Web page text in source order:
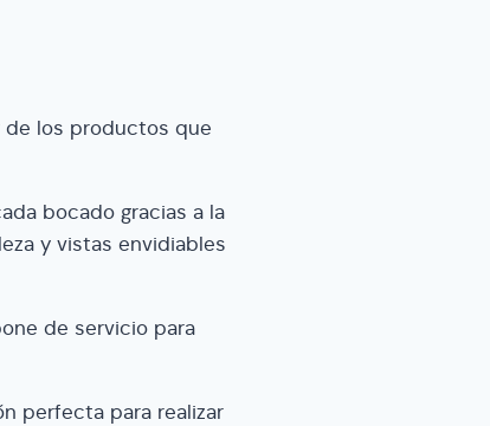
de los productos que
bocado gracias a la
y vistas envidiables
de servicio para
perfecta para realizar